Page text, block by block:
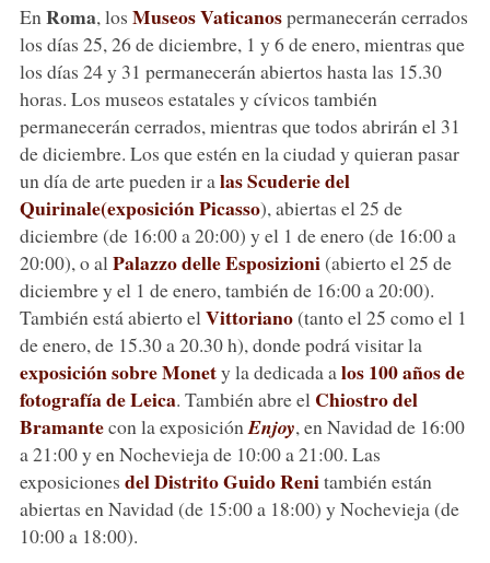
En Roma, los Museos Vaticanospermanecerán cerrados
los días 25, 26 de diciembre, 1 y 6 de enero, mientras que
los días 24 y 31 permanecerán abiertos hasta las 15.30
horas. Los museos estatales y cívicos también
permanecerán cerrados, mientras que todos abrirán el 31
de diciembre. Los que estén en la ciudad y quieran pasar
un día de arte pueden ir a las Scuderie del
Quirinale(exposición Picasso), abiertas el 25 de
diciembre (de 16:00 a 20:00) y el 1 de enero (de 16:00 a
20:00), o al Palazzo delle Esposizioni(abierto el 25 de
diciembre y el 1 de enero, también de 16:00 a 20:00).
También está abierto el Vittoriano(tanto el 25 como el 1
de enero, de 15.30 a 20.30 h), donde podrá visitar la
exposición sobre Monety la dedicada a los 100 años de
fotografía de Leica. También abre el Chiostro del
Bramantecon la exposición Enjoy, en Navidad de 16:00
a 21:00 y en Nochevieja de 10:00 a 21:00. Las
exposiciones del Distrito Guido Renitambién están
abiertas en Navidad (de 15:00 a 18:00) y Nochevieja (de
10:00 a 18:00).